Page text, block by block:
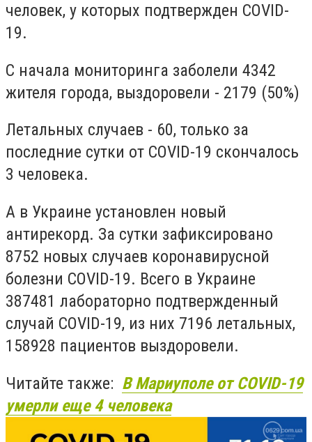
человек, у которых подтвержден COVID-
19.
С начала мониторинга заболели 4342
жителя города, выздоровели - 2179 (50%)
Летальных случаев - 60, только за
последние сутки от COVID-19 скончалось
3 человека.
А в Украине установлен новый
антирекорд. За сутки зафиксировано
8752 новых случаев коронавирусной
болезни COVID-19. Всего в Украине
387481 лабораторно подтвержденный
случай COVID-19, из них 7196 летальных,
158928 пациентов выздоровели.
Читайте также: В Мариуполе от COVID-19
умерли еще 4 человека